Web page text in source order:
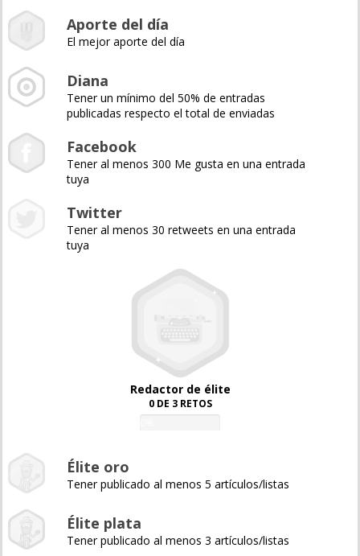
Aporte del día
El mejor aporte del día
Diana
Tener un mínimo del 50% de entradas
publicadas respecto el total de enviadas
Facebook
Tener al menos 300 Me gusta en una entrada
tuya
Twitter
Tener al menos 30 retweets en una entrada
tuya
Redactor de élite
0 DE 3 RETOS
Élite oro
Tener publicado al menos 5 artículos/listas
Élite plata
Tener publicado al menos 3 artículos/listas